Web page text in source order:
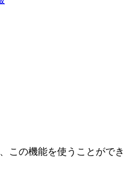
この機能を使うことができ